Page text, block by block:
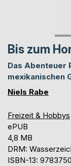
Bis zum
Das Abenteuer
mexikanischen
Niels Rabe
Freizeit & Hobbys
ePUB
4,8 MB
DRM:
ISBN-13: